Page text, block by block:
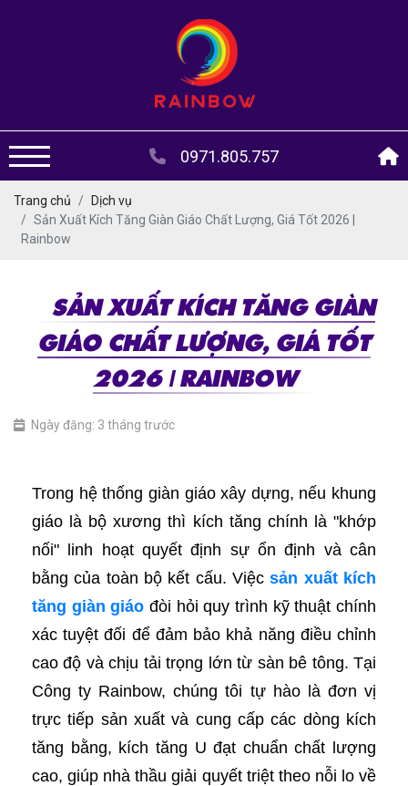
0971.805.757
Trang chủ
Dịch vụ
Sản Xuất Kích Tăng Giàn Giáo Chất Lượng, Giá Tốt 2026 |
Rainbow
SẢN XUẤT KÍCH TĂNG GIÀN
GIÁO CHẤT LƯỢNG, GIÁ TỐT
2026 | RAINBOW
Ngày đăng: 3 tháng trước
Trong hệ thống giàn giáo xây dựng, nếu khung
giáo là bộ xương thì kích tăng chính là "khớp
nối" linh hoạt quyết định sự ổn định và cân
bằng của toàn bộ kết cấu. Việcsản xuất kích
tăng giàn giáo đòi hỏi quy trình kỹ thuật chính
xác tuyệt đối để đảm bảo khả năng điều chỉnh
cao độ và chịu tải trọng lớn từ sàn bê tông. Tại
Công ty Rainbow, chúng tôi tự hào là đơn vị
trực tiếp sản xuất và cung cấp các dòng kích
tăng bằng, kích tăng U đạt chuẩn chất lượng
cao, giúp nhà thầu giải quyết triệt theo nỗi lo về